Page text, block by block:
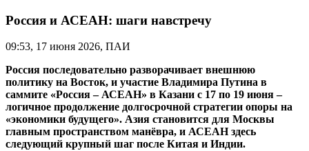
Россия и АСЕАН: шаги навстречу
09:53, 17 июня 2026, ПАИ
Россия последовательно разворачивает внешнюю
политику на Восток, и участие Владимира Путина в
саммите «Россия – АСЕАН» в Казани с 17 по 19 июня –
логичное продолжение долгосрочной стратегии опоры на
«экономики будущего». Азия становится для Москвы
главным пространством манёвра, и АСЕАН здесь
следующий крупный шаг после Китая и Индии.